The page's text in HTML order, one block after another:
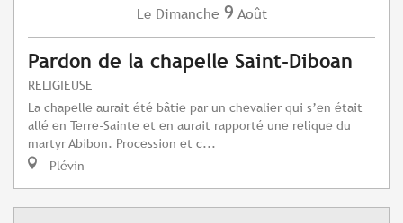
Le Dimanche 9 Août
Pardon de la chapelle Saint-Diboan
RELIGIEUSE
La chapelle aurait été bâtie par un chevalier qui s’en était
allé en Terre-Sainte et en aurait rapporté une relique du
martyr Abibon. Procession et c...
Plévin